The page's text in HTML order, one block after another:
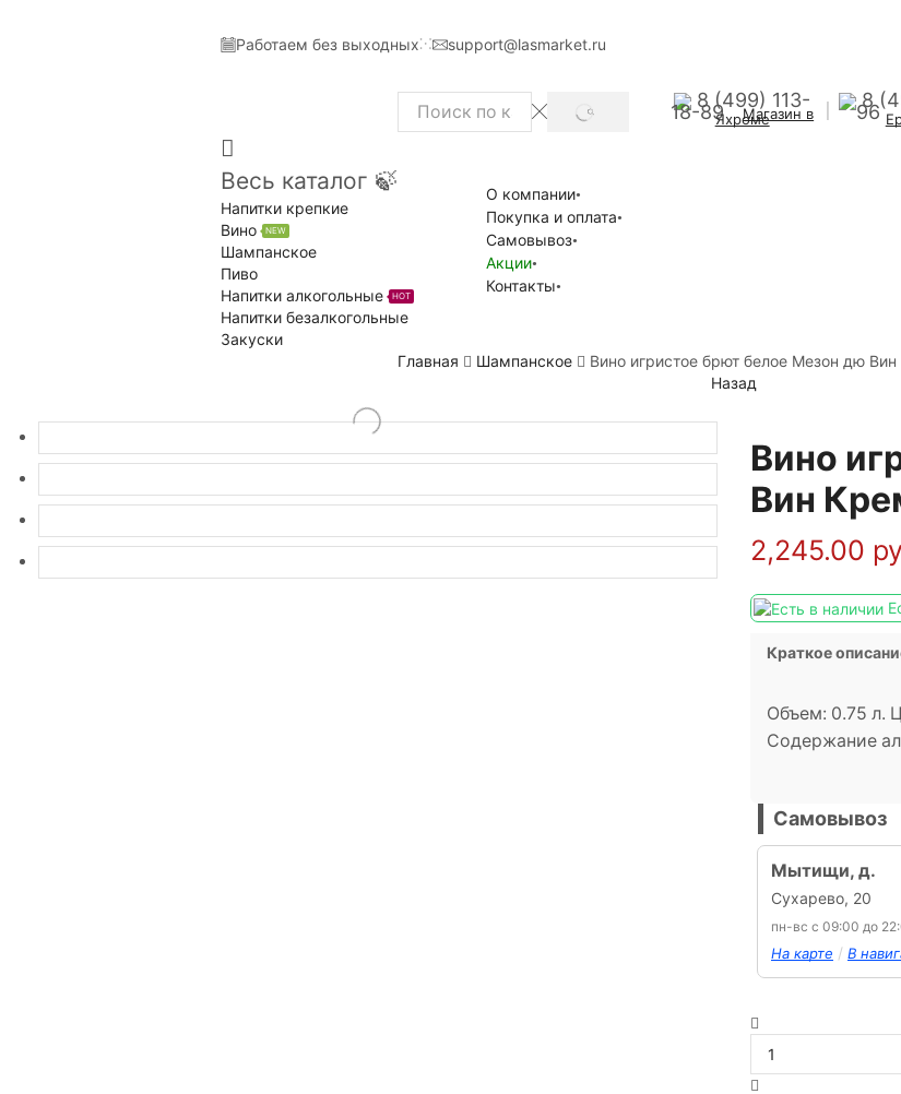
Работаем без выходных support@lasmarket.ru
Search
SEARCH
8 (499) 113-
18-89 Магазин в
Яхроме
8
96
Весь каталог 🍃
Напитки крепкие
Вино
NEW
Шампанское
Пиво
Напитки алкогольные
HOT
Напитки безалкогольные
Закуски
О компании
Покупка и оплата
Самовывоз
Акции
Контакты
Главная Шампанское
Вино игристое брют белое Мезон дю
Назад
Вино
Вин
2,245.00
Краткое
Объем: 0.75 л.
Содержание
Самовывоз
Мытищи, д.
Сухарево, 20
пн-вс с 09:00 до
На карте / В
товара
Вино